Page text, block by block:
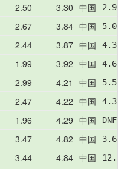
2.50 3.30 中国
2.67 3.84 中国
2.44 3.87 中国
1.99 3.92 中国
2.99 4.21 中国
2.47 4.22 中国
1.96 4.29 中国
3.47 4.82 中国
3.44 4.84 中国